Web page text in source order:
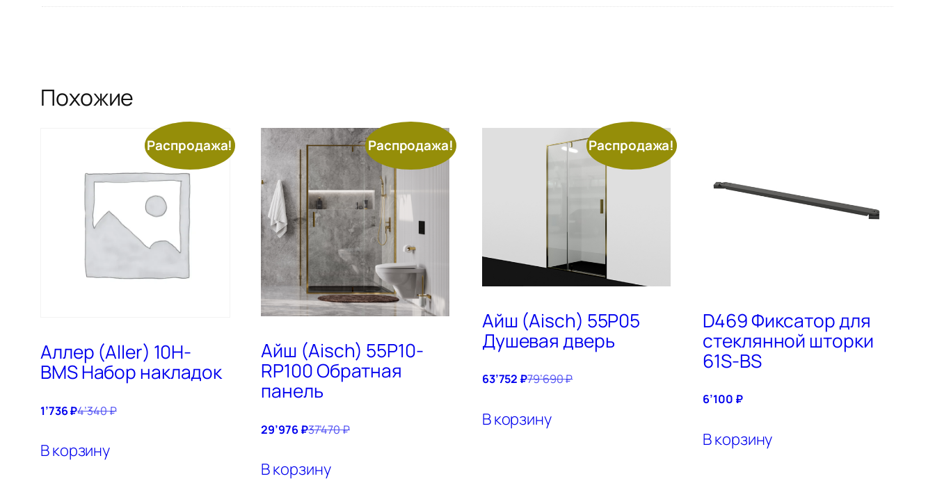
Похожие
Распродажа!
Аллер (Aller) 10H-
BMS Набор накладок
1’736₽4’340₽
В корзину
Распродажа!
Айш (Aisch) 55P10-
RP100 Обратная
панель
29’976₽37’470₽
В корзину
Распродажа!
Айш (Aisch) 55P05
Душевая дверь
63’752 ₽79’690₽
В корзину
D469 Фиксатор для
стеклянной шторки
61S-BS
6’100 ₽
В корзину